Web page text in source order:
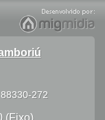
88330-272